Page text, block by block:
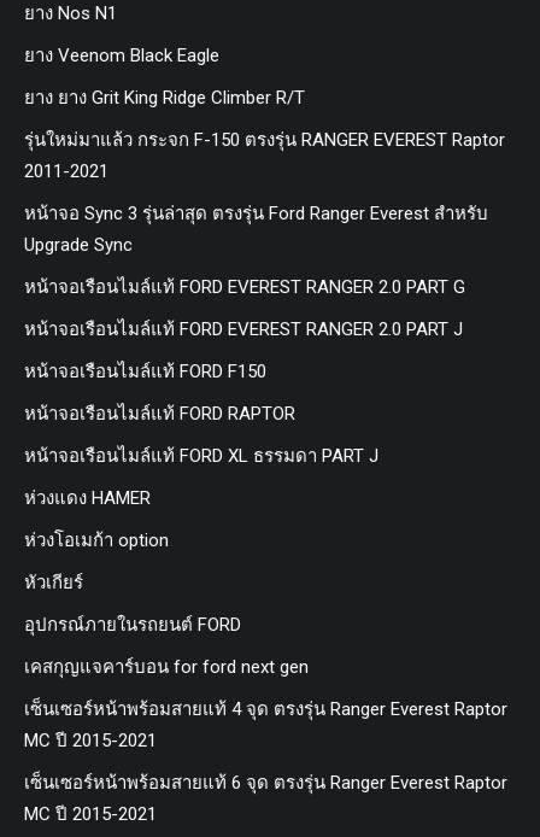
ยาง Nos N1
ยาง Veenom Black Eagle
ยาง ยาง Grit King Ridge Climber R/T
รุ่นใหม่มาแล้ว กระจก F-150 ตรงรุ่น RANGER EVEREST Raptor
2011-2021
หน้าจอ Sync 3 รุ่นล่าสุด ตรงรุ่น Ford Ranger Everest สำหรับ
Upgrade Sync
หน้าจอเรือนไมล์แท้ FORD EVEREST RANGER 2.0 PART G
หน้าจอเรือนไมล์แท้ FORD EVEREST RANGER 2.0 PART J
หน้าจอเรือนไมล์แท้ FORD F150
หน้าจอเรือนไมล์แท้ FORD RAPTOR
หน้าจอเรือนไมล์แท้ FORD XL ธรรมดา PART J
ห่วงแดง HAMER
ห่วงโอเมก้า option
หัวเกียร์
อุปกรณ์ภายในรถยนต์ FORD
เคสกุญแจคาร์บอน for ford next gen
เซ็นเซอร์หน้าพร้อมสายแท้ 4 จุด ตรงรุ่น Ranger Everest Raptor
MC ปี 2015-2021
เซ็นเซอร์หน้าพร้อมสายแท้ 6 จุด ตรงรุ่น Ranger Everest Raptor
MC ปี 2015-2021